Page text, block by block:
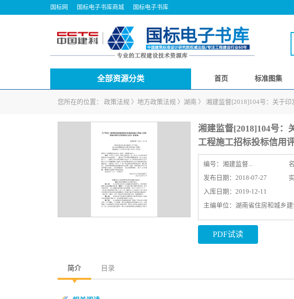
国标网 国标电子书库商城 国标电子书库
全部资源分类 首页 标准图集
您所在的位置： 政策法规 〉 地方政策法规 〉 湖南 〉 湘建监督[2018]104号：关于
湘建监督[2018]104号：
工程施工招标投标信用
编号： 湘建监督...
发布日期：2018-07-27
入库日期：2019-12-11
主编单位：湖南省住房和城乡
PDF试读
简介 目录